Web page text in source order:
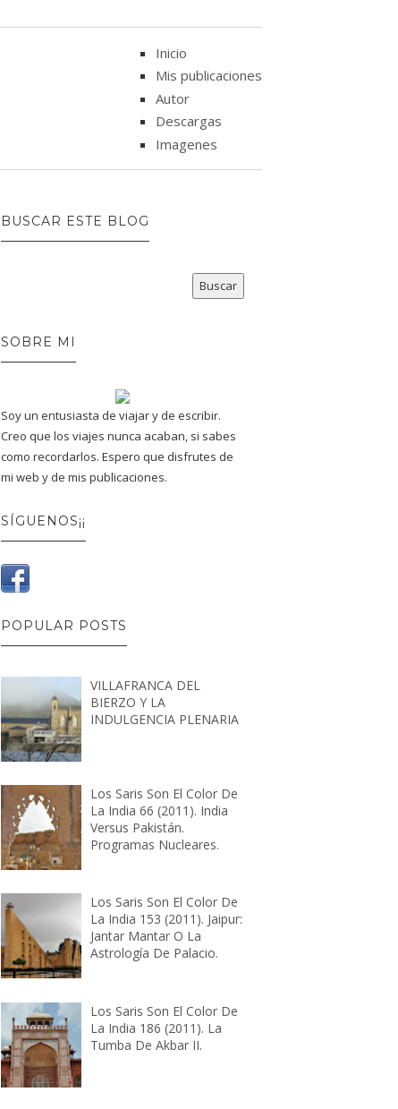
Inicio
Mis publicaciones
Autor
Descargas
Imagenes
BUSCAR ESTE BLOG
SOBRE MI
Soy un entusiasta de viajar y de escribir.
Creo que los viajes nunca acaban, si sabes
como recordarlos. Espero que disfrutes de
mi web y de mis publicaciones.
SÍGUENOS¡¡
POPULAR POSTS
VILLAFRANCA DEL
BIERZO Y LA
INDULGENCIA PLENARIA
Los Saris Son El Color De
La India 66 (2011). India
Versus Pakistán.
Programas Nucleares.
Los Saris Son El Color De
La India 153 (2011). Jaipur:
Jantar Mantar O La
Astrología De Palacio.
Los Saris Son El Color De
La India 186 (2011). La
Tumba De Akbar II.